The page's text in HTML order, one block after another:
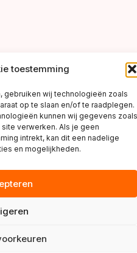
toestemming
gebruiken wij technologieën zoals
op te slaan en/of te raadplegen.
kunnen wij gegevens zoals
verwerken. Als je geen
intrekt, kan dit een nadelige
en mogelijkheden.